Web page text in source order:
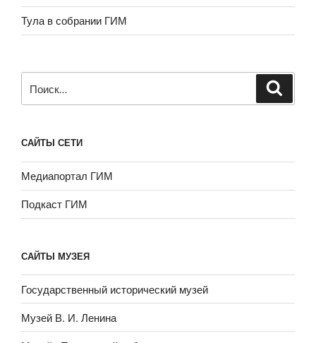
Тула в собрании ГИМ
САЙТЫ СЕТИ
Медиапортал ГИМ
Подкаст ГИМ
САЙТЫ МУЗЕЯ
Государственный исторический музей
Музей В. И. Ленина